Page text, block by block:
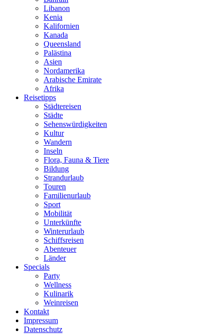
Libanon
Kenia
Kalifornien
Kanada
Queensland
Palästina
Asien
Nordamerika
Arabische Emirate
Afrika
Reisetipps
Städtereisen
Städte
Sehenswürdigkeiten
Kultur
Wandern
Inseln
Flora, Fauna & Tiere
Bildung
Strandurlaub
Touren
Familienurlaub
Sport
Mobilität
Unterkünfte
Winterurlaub
Schiffsreisen
Abenteuer
Länder
Specials
Party
Wellness
Kulinarik
Weinreisen
Kontakt
Impressum
Datenschutz